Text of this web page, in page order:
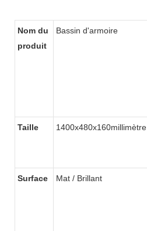
Nom du
produit
Bassin d'armoire
Taille 1400x480x160millimètre
Surface Mat / Brillant